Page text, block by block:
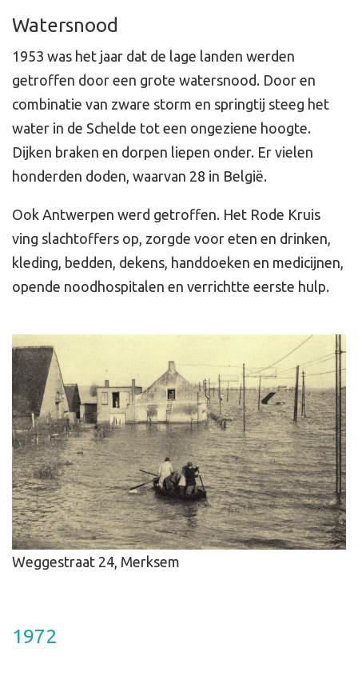
Watersnood
1953 was het jaar dat de lage landen werden
getroffen door een grote watersnood. Door en
combinatie van zware storm en springtij steeg het
water in de Schelde tot een ongeziene hoogte.
Dijken braken en dorpen liepen onder. Er vielen
honderden doden, waarvan 28 in België.
Ook Antwerpen werd getroffen. Het Rode Kruis
ving slachtoffers op, zorgde voor eten en drinken,
kleding, bedden, dekens, handdoeken en medicijnen,
opende noodhospitalen en verrichtte eerste hulp.
Weggestraat 24, Merksem
1972